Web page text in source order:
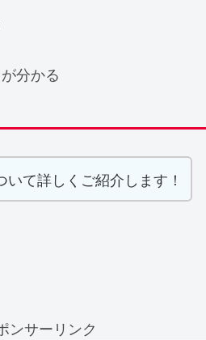
分かる
て詳しくご紹介します！
ンサーリンク